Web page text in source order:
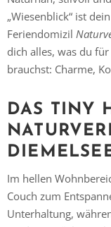
„Wiesenblick“ ist
Feriendomizil
dich alles, was du
brauchst: Charme,
DAS TINY
Im hellen
Couch zum
Unterhaltung,